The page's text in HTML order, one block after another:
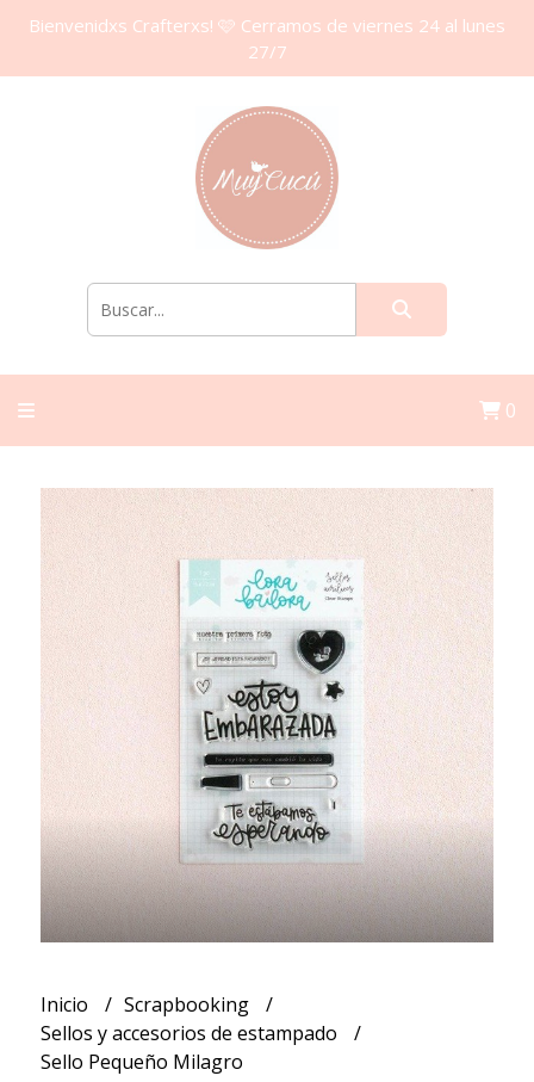
Bienvenidxs Crafterxs! 🩷 Cerramos de viernes 24 al lunes
27/7
0
Inicio
Scrapbooking
Sellos y accesorios de estampado
Sello Pequeño Milagro